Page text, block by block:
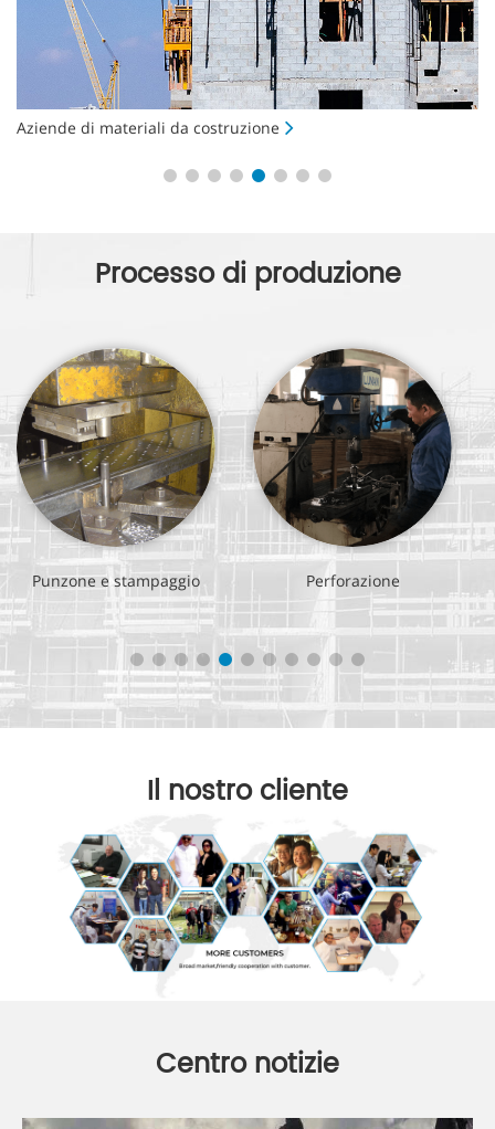
Aziende di materiali da costruzione
Processo di produzione
Punzone e stampaggio Perforazione
Il nostro cliente
Centro notizie